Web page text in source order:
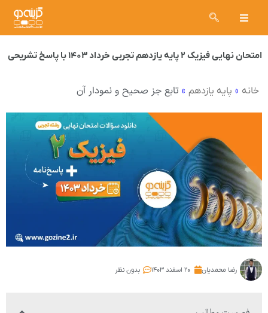
امتحان نهایی فیزیک ۲ پایه یازدهم تجربی خرداد ۱۴۰۳ با پاسخ تشریحی
خانه » پایه یازدهم » تابع جز صحیح و نمودار آن
رضا محمدیان ۲۰ اسفند ۱۴۰۳ بدون نظر